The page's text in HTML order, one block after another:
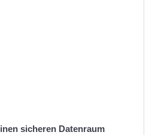
sicheren Datenraum